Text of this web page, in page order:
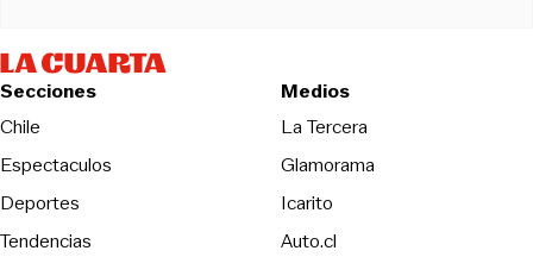
Secciones
Chile
Espectaculos
Deportes
Tendencias
Medios
La TerceraOpens in new
Glamorama
Icarito
Auto.cl